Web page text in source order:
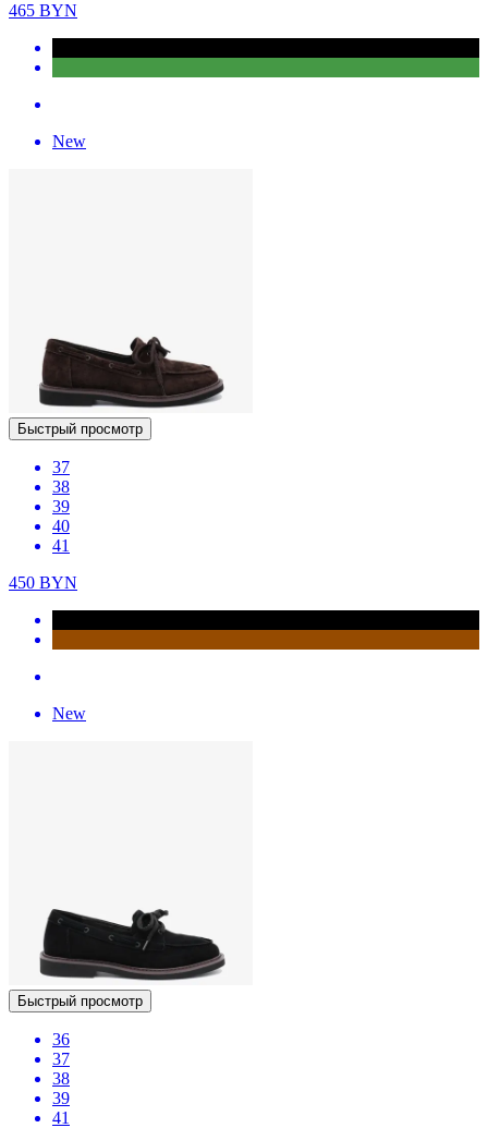
465 BYN
New
Быстрый просмотр
37
38
39
40
41
450 BYN
New
Быстрый просмотр
36
37
38
39
41